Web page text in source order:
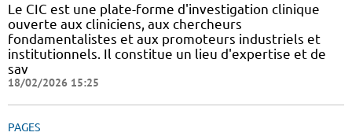
Le CIC est une plate-forme d'investigation clinique
ouverte aux cliniciens, aux chercheurs
fondamentalistes et aux promoteurs industriels et
institutionnels. Il constitue un lieu d'expertise et de
sav
18/02/2026 15:25
PAGES